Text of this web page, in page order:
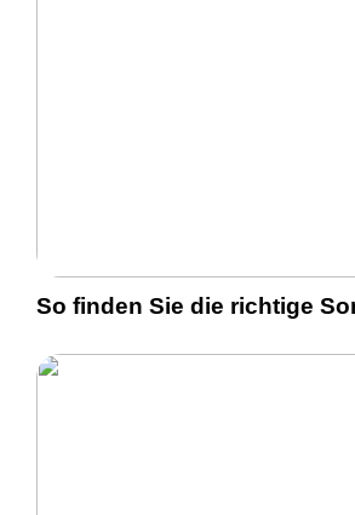
So finden Sie die richtige